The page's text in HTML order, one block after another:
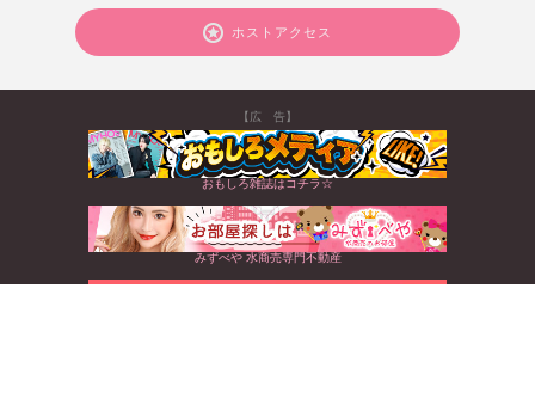
ホストアクセス
【広 告】
おもしろ雑誌はコチラ☆
みずべや 水商売専門不動産